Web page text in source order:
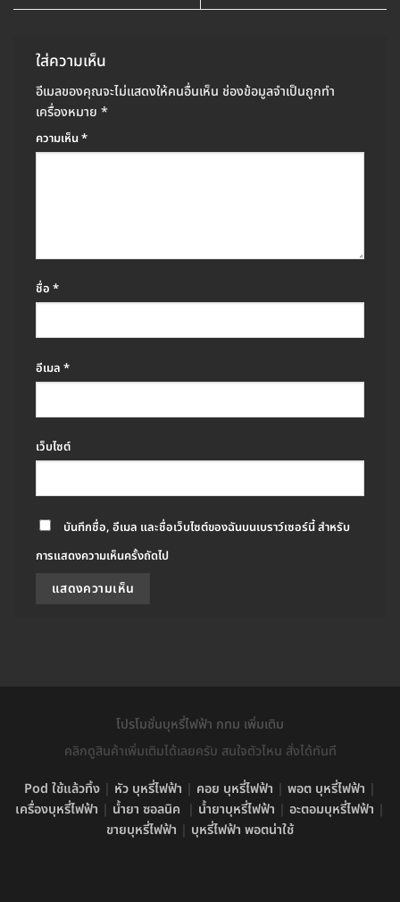
ใส่ความเห็น
อีเมลของคุณจะไม่แสดงให้คนอื่นเห็น ช่องข้อมูลจำเป็นถูกทำ
เครื่องหมาย *
ความเห็น*
ชื่อ *
อีเมล *
เว็บไซต์
บันทึกชื่อ, อีเมล และชื่อเว็บไซต์ของฉันบนเบราว์เซอร์นี้ สำหรับ
การแสดงความเห็นครั้งถัดไป
โปรโมชั่นบุหรี่ไฟฟ้า กทม เพิ่มเติม
คลิกดูสินค้าเพิ่มเติมได้เลยครับ สนใจตัวไหน สั่งได้ทันที
Pod ใช้แล้วทิ้ง | หัว บุหรี่ไฟฟ้า | คอย บุหรี่ไฟฟ้า | พอต บุหรี่ไฟฟ้า |
เครื่องบุหรี่ไฟฟ้า | น้ำยา ซอลนิค | น้ำยาบุหรี่ไฟฟ้า | อะตอมบุหรี่ไฟฟ้า |
ขายบุหรี่ไฟฟ้า | บุหรี่ไฟฟ้า พอตน่าใช้